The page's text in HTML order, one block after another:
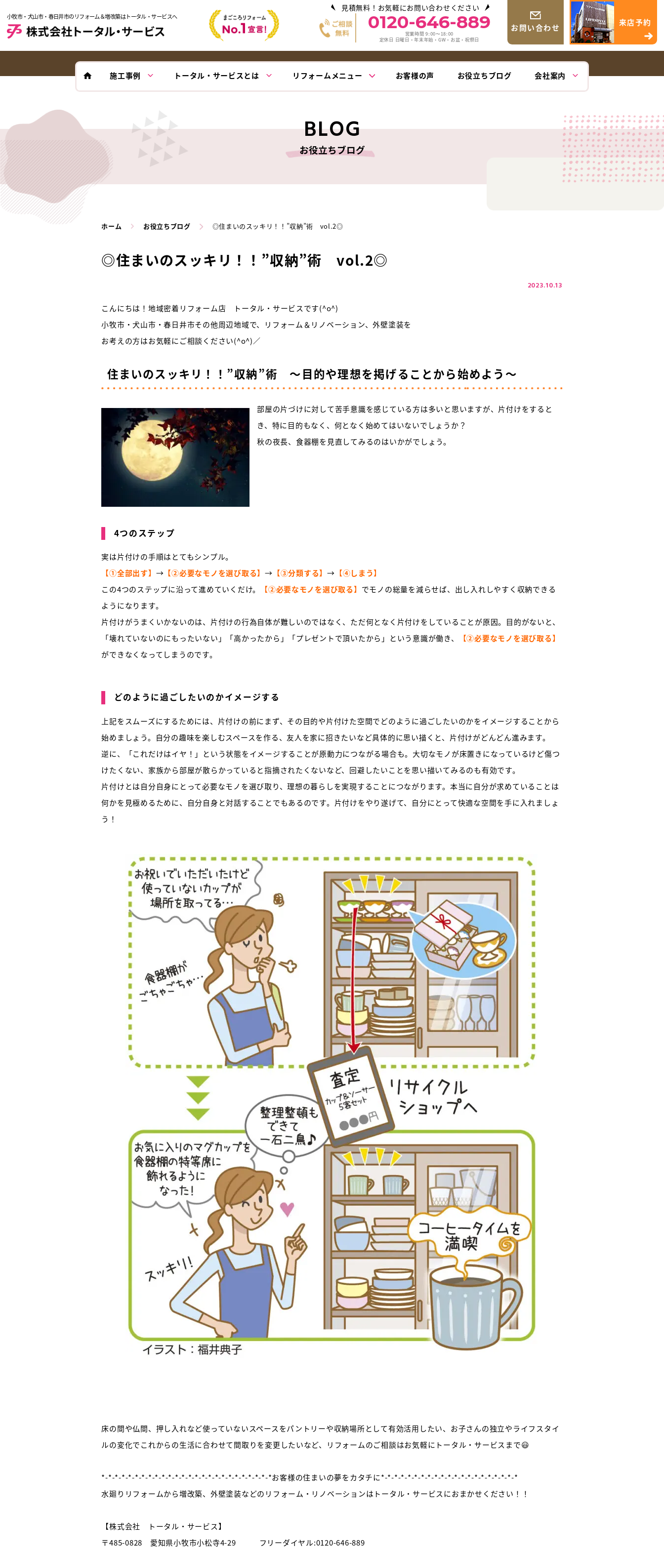
小牧市・犬山市・春日井市のリフォーム＆増改築はトータル・サービスへ
見積無料！お気軽にお問い合わせください
0120-646-889
営業時間 9:00〜18:00
定休日 日曜日・年末年始・GW・お盆・祝祭日
お問い合わせ
来店予約
施工事例 トータル・サービスとは リフォームメニュー お客様の声 お役立ちブログ 会社案内
BLOG
お役立ちブログ
ホーム お役立ちブログ ◎住まいのスッキリ！！”収納”術 vol.2◎
◎住まいのスッキリ！！”収納”術 vol.2◎
2023.10.13
こんにちは！地域密着リフォーム店 トータル・サービスです(^o^)
小牧市・犬山市・春日井市その他周辺地域で、リフォーム＆リノベーション、外壁塗装を
お考えの方はお気軽にご相談ください(^o^)／
住まいのスッキリ！！”収納”術 ～目的や理想を掲げることから始めよう～
部屋の片づけに対して苦手意識を感じている方は多いと思いますが、片付けをすると
き、特に目的もなく、何となく始めてはいないでしょうか？
秋の夜長、食器棚を見直してみるのはいかがでしょう。
4つのステップ
実は片付けの手順はとてもシンプル。
【①全部出す】 → 【②必要なモノを選び取る】→ 【③分類する】→ 【④しまう】
この4つのステップに沿って進めていくだけ。
【②必要なモノを選び取る】 でモノの総量を減らせば、出し入れしやすく収納できる
ようになります。
片付けがうまくいかないのは、片付けの行為自体が難しいのではなく、ただ何となく片付けをしていることが原因。目的がないと、
「壊れていないのにもったいない」「高かったから」「プレゼントで頂いたから」という意識が働き、
【②必要なモノを選び取る】
ができなくなってしまうのです。
どのように過ごしたいのかイメージする
上記をスムーズにするためには、片付けの前にまず、その目的や片付けた空間でどのように過ごしたいのかをイメージすることから
始めましょう。自分の趣味を楽しむスペースを作る、友人を家に招きたいなど具体的に思い描くと、片付けがどんどん進みます。
逆に、「これだけはイヤ！」という状態をイメージすることが原動力につながる場合も。大切なモノが床置きになっているけど傷つ
けたくない、家族から部屋が散らかっていると指摘されたくないなど、回避したいことを思い描いてみるのも有効です。
片付けとは自分自身にとって必要なモノを選び取り、理想の暮らしを実現することにつながります。本当に自分が求めていることは
何かを見極めるために、自分自身と対話することでもあるのです。片付けをやり遂げて、自分にとって快適な空間を手に入れましょ
う！
床の間や仏間、押し入れなど使っていないスペースをパントリーや収納場所として有効活用したい、お子さんの独立やライフスタイ
ルの変化でこれからの生活に合わせて間取りを変更したいなど、リフォームのご相談はお気軽にトータル・サービスまで😃
*-*-*-*-*-*-*-*-*-*-*-*-*-*-*-*-*-*-*-*-*-*-*-*-*-*お客様の住まいの夢をカタチに*-*-*-*-*-*-*-*-*-*-*-*-*-*-*-*-*-*-*-*-*
水廻りリフォームから増改築、外壁塗装などのリフォーム・リノベーションはトータル・サービスにおまかせください！！
【株式会社 トータル・サービス】
〒485-0828 愛知県小牧市小松寺4-29 フリーダイヤル:0120-646-889